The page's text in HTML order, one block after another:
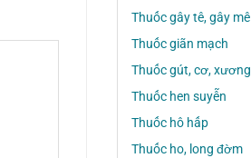
Thuốc gây tê, gây mê
Thuốc giãn mạch
Thuốc gút, cơ,
Thuốc hen suyễn
Thuốc hô hấp
Thuốc ho, long đờm